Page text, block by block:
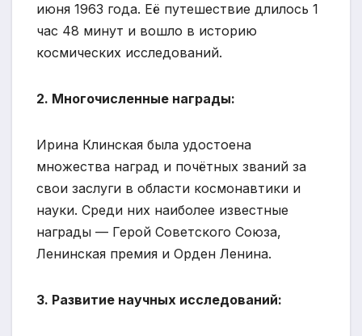
июня 1963 года. Её путешествие длилось 1
час 48 минут и вошло в историю
космических исследований.
2. Многочисленные награды:
Ирина Клинская была удостоена
множества наград и почётных званий за
свои заслуги в области космонавтики и
науки. Среди них наиболее известные
награды — Герой Советского Союза,
Ленинская премия и Орден Ленина.
3. Развитие научных исследований: